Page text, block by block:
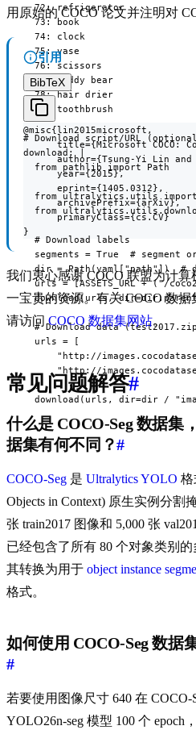
  72: refrigerator
  73: book
  74: clock
  75: vase
  76: scissors
  77: teddy bear
  78: hair drier
  79: toothbrush
# Download script/URL
download: |
  from pathlib import Path
from ultralytics.utils
from
  # Download labels
segments = True  # segment
dir = Path(yaml["path"])  #
urls = [ASSETS_URL + ("/
download(urls,
# Download data
  urls = [
"http://
"http://
  ]
download(urls, dir=dir /
用原始的 COCO 论文并注明对
引用
BibTeX
@misc{lin2015microsoft,
title={Microsoft COCO:
author={Tsung-Yi Lin
      year={2015},
      eprint={1405.0312},
      archivePrefix={arXiv},
      primaryClass={cs.CV}
}
我们衷心感谢 COCO 联盟为计
一宝贵的资源。有关 COCO 数据
请访问COCO 数据集网站。
常见问题解答#
什么是 COCO-Seg 数据集
据集有何不同？#
COCO-Seg 是 Ultralytics YOLO 格
Objects in Context) 原生实例分割
张 train2017 图像和 5,000 张
已经包含了所有 80 个对象类别
其转换为用于 object instance
格式。
如何使用 COCO-Seg 数据
#
若要使用图像尺寸 640 在 COCO-
YOLO26n-seg 模型 100 个 epoch